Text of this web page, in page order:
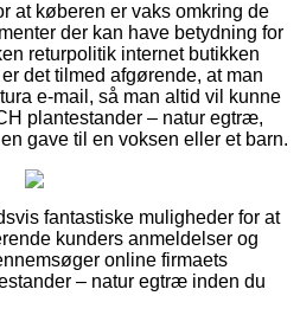
at køberen er vaks omkring de
der kan have betydning for
returpolitik internet butikken
det tilmed afgørende, at man
e-mail, så man altid vil kunne
plantestander – natur egtræ,
gave til en voksen eller et barn.
fantastiske muligheder for at
kunders anmeldelser og
online firmaets
– natur egtræ inden du